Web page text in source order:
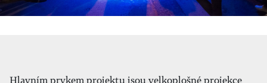
Hlavním prvkem projektu jsou velkoplošné projekce